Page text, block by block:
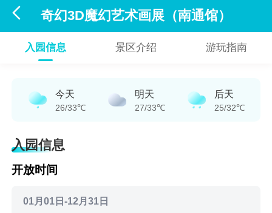
 奇幻3D魔幻艺术画展（南通馆）
入园信息 景区介绍 游玩指南
今天
26/33℃
明天
27/33℃
后天
25/32℃
入园信息
开放时间
01月01日-12月31日